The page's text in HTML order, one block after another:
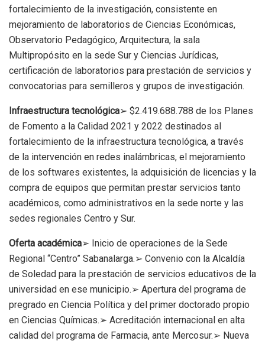
fortalecimiento de la investigación, consistente en
mejoramiento de laboratorios de Ciencias Económicas,
Observatorio Pedagógico, Arquitectura, la sala
Multipropósito en la sede Sur y Ciencias Jurídicas,
certificación de laboratorios para prestación de servicios y
convocatorias para semilleros y grupos de investigación.
Infraestructura tecnológica➢ $2.419.688.788 de los Planes
de Fomento a la Calidad 2021 y 2022 destinados al
fortalecimiento de la infraestructura tecnológica, a través
de la intervención en redes inalámbricas, el mejoramiento
de los softwares existentes, la adquisición de licencias y la
compra de equipos que permitan prestar servicios tanto
académicos, como administrativos en la sede norte y las
sedes regionales Centro y Sur.
Oferta académica➢ Inicio de operaciones de la Sede
Regional “Centro” Sabanalarga.➢ Convenio con la Alcaldía
de Soledad para la prestación de servicios educativos de la
universidad en ese municipio.➢ Apertura del programa de
pregrado en Ciencia Política y del primer doctorado propio
en Ciencias Químicas.➢ Acreditación internacional en alta
calidad del programa de Farmacia, ante Mercosur.➢ Nueva